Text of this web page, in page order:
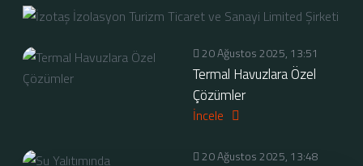
20 Ağustos 2025, 13:51
Termal Havuzlara Özel
Çözümler
İncele
20 Ağustos 2025, 13:48